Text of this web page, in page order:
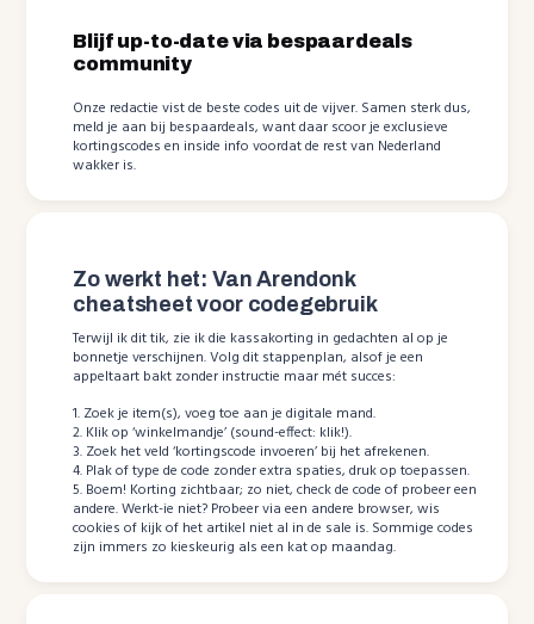
Blijf up-to-date via bespaardeals
community
Onze redactie vist de beste codes uit de vijver. Samen sterk dus,
meld je aan bij bespaardeals, want daar scoor je exclusieve
kortingscodes en inside info voordat de rest van Nederland
wakker is.
Zo werkt het: Van Arendonk
cheatsheet voor codegebruik
Terwijl ik dit tik, zie ik die kassakorting in gedachten al op je
bonnetje verschijnen. Volg dit stappenplan, alsof je een
appeltaart bakt zonder instructie maar mét succes:
1. Zoek je item(s), voeg toe aan je digitale mand.
2. Klik op ‘winkelmandje’ (sound-effect: klik!).
3. Zoek het veld ‘kortingscode invoeren’ bij het afrekenen.
4. Plak of type de code zonder extra spaties, druk op toepassen.
5. Boem! Korting zichtbaar; zo niet, check de code of probeer een
andere. Werkt-ie niet? Probeer via een andere browser, wis
cookies of kijk of het artikel niet al in de sale is. Sommige codes
zijn immers zo kieskeurig als een kat op maandag.